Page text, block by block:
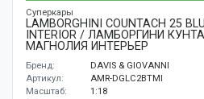
Суперкары
LAMBORGHINI COUNTACH 25
INTERIOR / ЛАМБОРГИНИ
МАГНОЛИЯ ИНТЕРЬЕР
Бренд:
DAVIS & GIOVANNI
Артикул:
AMR-DGLC2BTMI
Масштаб:
1:18